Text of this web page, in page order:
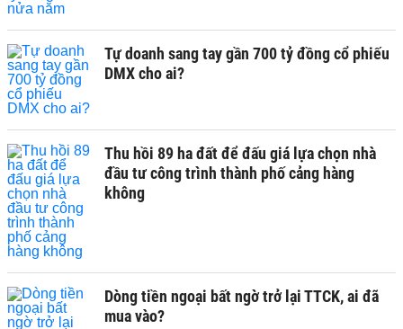
Tự doanh sang tay gần 700 tỷ đồng cổ phiếu
DMX cho ai?
Thu hồi 89 ha đất để đấu giá lựa chọn nhà
đầu tư công trình thành phố cảng hàng
không
Dòng tiền ngoại bất ngờ trở lại TTCK, ai đã
mua vào?